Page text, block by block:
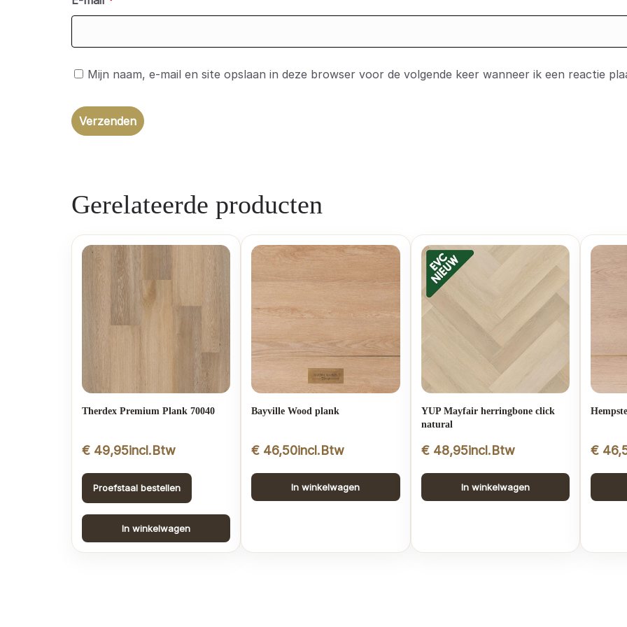
Mijn naam, e-mail en site opslaan in deze browser voor de volgende keer wanneer ik een reactie
Gerelateerde producten
Therdex Premium Plank 70040
€ 49,95incl.Btw
Proefstaal bestellen
In winkelwagen
Bayville Wood plank
€ 46,50incl.Btw
In winkelwagen
YUP Mayfair herringbone click
natural
€48,95incl.Btw
In winkelwagen
€